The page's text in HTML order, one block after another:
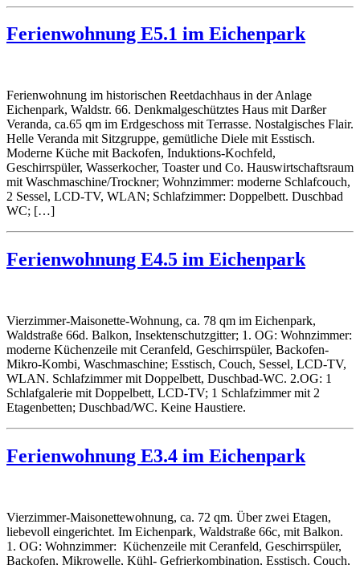
Ferienwohnung E5.1 im Eichenpark
Ferienwohnung im historischen Reetdachhaus in der Anlage
Eichenpark, Waldstr. 66. Denkmalgeschütztes Haus mit Darßer
Veranda, ca.65 qm im Erdgeschoss mit Terrasse. Nostalgisches Flair.
Helle Veranda mit Sitzgruppe, gemütliche Diele mit Esstisch.
Moderne Küche mit Backofen, Induktions-Kochfeld,
Geschirrspüler, Wasserkocher, Toaster und Co. Hauswirtschaftsraum
mit Waschmaschine/Trockner; Wohnzimmer: moderne Schlafcouch,
2 Sessel, LCD-TV, WLAN; Schlafzimmer: Doppelbett. Duschbad
WC; […]
Ferienwohnung E4.5 im Eichenpark
Vierzimmer-Maisonette-Wohnung, ca. 78 qm im Eichenpark,
Waldstraße 66d. Balkon, Insektenschutzgitter; 1. OG: Wohnzimmer:
moderne Küchenzeile mit Ceranfeld, Geschirrspüler, Backofen-
Mikro-Kombi, Waschmaschine; Esstisch, Couch, Sessel, LCD-TV,
WLAN. Schlafzimmer mit Doppelbett, Duschbad-WC. 2.OG: 1
Schlafgalerie mit Doppelbett, LCD-TV; 1 Schlafzimmer mit 2
Etagenbetten; Duschbad/WC. Keine Haustiere.
Ferienwohnung E3.4 im Eichenpark
Vierzimmer-Maisonettewohnung, ca. 72 qm. Über zwei Etagen,
liebevoll eingerichtet. Im Eichenpark, Waldstraße 66c, mit Balkon.
1. OG: Wohnzimmer: Küchenzeile mit Ceranfeld, Geschirrspüler,
Backofen, Mikrowelle, Kühl- Gefrierkombination, Esstisch. Couch,